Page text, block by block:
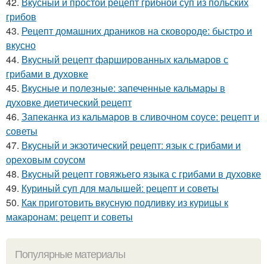
грибов
43. Рецепт домашних драников на сковороде: быстро и
вкусно
44. Вкусный рецепт фаршированных кальмаров с
грибами в духовке
45. Вкусные и полезные: запеченные кальмары в
духовке диетический рецепт
46. Запеканка из кальмаров в сливочном соусе: рецепт и
советы
47. Вкусный и экзотический рецепт: язык с грибами и
ореховым соусом
48. Вкусный рецепт говяжьего языка с грибами в духовке
49. Куриный суп для малышей: рецепт и советы
50. Как приготовить вкусную подливку из курицы к
макаронам: рецепт и советы
Популярные материалы